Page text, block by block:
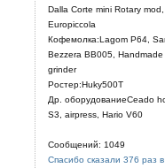
Dalla Corte mini Rotary
Europiccola
Кофемолка:Lagom P64,
Bezzera BB005,
grinder
Ростер:Huky500T
Др. оборудованиеCeado
S3, airpress, Hario V60
Сообщений: 1049
Спасибо сказали 376 раз